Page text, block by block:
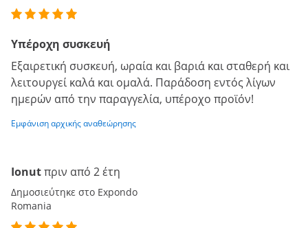
Υπέροχη συσκευή
Εξαιρετική συσκευή, ωραία και βαριά και σταθερή και
λειτουργεί καλά και ομαλά. Παράδοση εντός λίγων
ημερών από την παραγγελία, υπέροχο προϊόν!
Εμφάνιση αρχικής αναθεώρησης
Ionutπριν από 2 έτη
Δημοσιεύτηκε στο Expondo
Romania